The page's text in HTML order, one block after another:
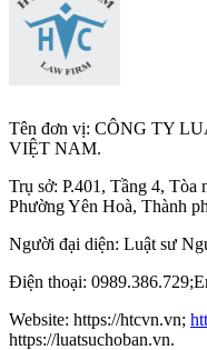
Tên đơn vị: CÔNG TY
VIỆT NAM.
Trụ sở: P.401, Tầng 4, Tòa
Phường Yên Hoà, Thành
Người đại diện: Luật sư
Điện thoại:
Website: https://htcvn.vn;
https://luatsuchoban.vn.